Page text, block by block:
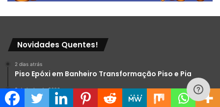
Novidades Quentes!
2 dias atrás
Piso Epóxi em Banheiro Transformação Piso e Pia
9 de junho de 2026
Banheiro Piso Epóxi Cinza